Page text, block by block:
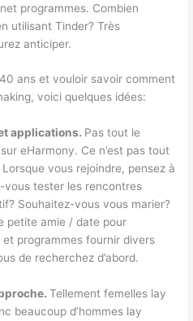
programmes. Combien
utilisant Tinder? Très
anticiper.
ans et vouloir savoir comment
voici quelques idées:
applications. Pas tout le
eHarmony. Ce n’est pas tout
vous rejoindre, pensez à
vous tester les rencontres
Souhaitez-vous vous marier?
petite amie / date pour
programmes fournir divers
de recherchez d’abord.
Tellement femelles lay
beaucoup d’hommes lay